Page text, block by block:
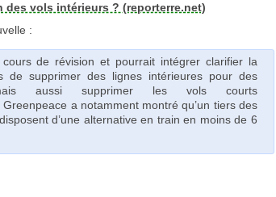
des vols intérieurs ? (reporterre.net)
:
de révision et pourrait intégrer clarifier la
de supprimer des lignes intérieures pour des
mais aussi supprimer les vols courts
a notamment montré qu’un tiers des
d’une alternative en train en moins de 6